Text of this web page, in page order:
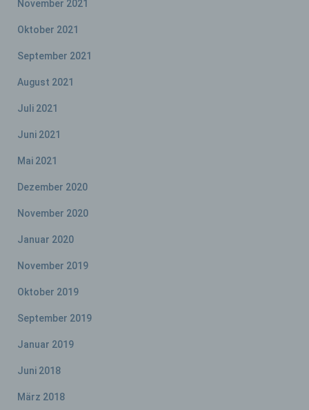
November 2021
Oktober 2021
September 2021
August 2021
Juli 2021
Juni 2021
Mai 2021
Dezember 2020
November 2020
Januar 2020
November 2019
Oktober 2019
September 2019
Januar 2019
Juni 2018
März 2018
identifizierbare natürliche Person, deren
Verarbeitung Verantwortlichen verarbeitet
Zusammenhang mit personenbezogenen
Daten wie das Erheben, das Erfassen, die
die Anpassung oder Veränderung, das
die Offenlegung durch Übermittlung,
Bereitstellung, den Abgleich oder die
Löschen oder die Vernichtung.
d) Einschränkung der Verarbeitung
Einschränkung der Verarbeitung ist die